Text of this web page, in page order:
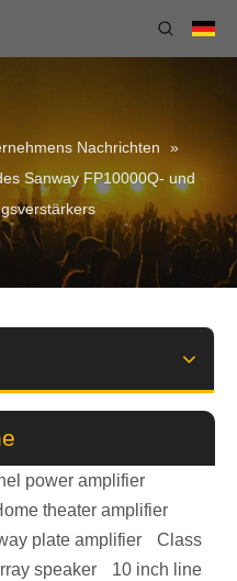
Nachrichten
»
Sanway FP10000Q- und
power amplifier
theater amplifier
plate amplifier
Class
speaker
10 inch line